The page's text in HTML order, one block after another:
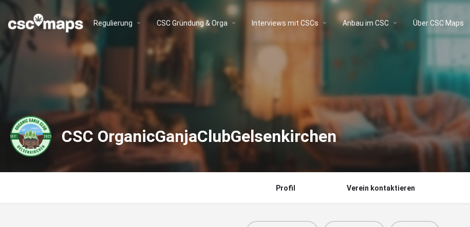
Regulierung CSC Gründung & Orga Interviews mit CSCs Anbau im CSC Über CSC Maps
CSC OrganicGanjaClubGelsenkirchen
Profil Verein kontaktieren